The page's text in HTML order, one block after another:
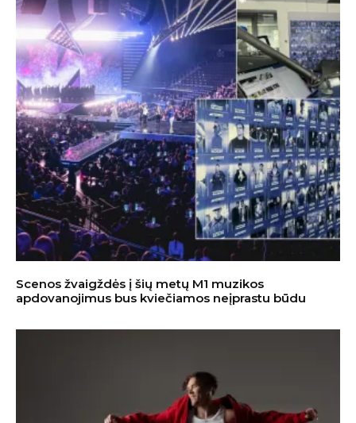
Scenos žvaigždės į šių metų M1 muzikos
apdovanojimus bus kviečiamos neįprastu būdu